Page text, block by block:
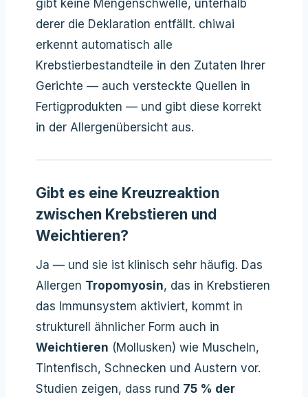
gibt keine Mengenschwelle, unterhalb
derer die Deklaration entfällt. chiwai
erkennt automatisch alle
Krebstierbestandteile in den Zutaten Ihrer
Gerichte — auch versteckte Quellen in
Fertigprodukten — und gibt diese korrekt
in der Allergenübersicht aus.
Gibt es eine Kreuzreaktion
zwischen Krebstieren und
Weichtieren?
Ja — und sie ist klinisch sehr häufig. Das
Allergen Tropomyosin, das in Krebstieren
das Immunsystem aktiviert, kommt in
strukturell ähnlicher Form auch in
Weichtieren (Mollusken) wie Muscheln,
Tintenfisch, Schnecken und Austern vor.
Studien zeigen, dass rund 75 % der